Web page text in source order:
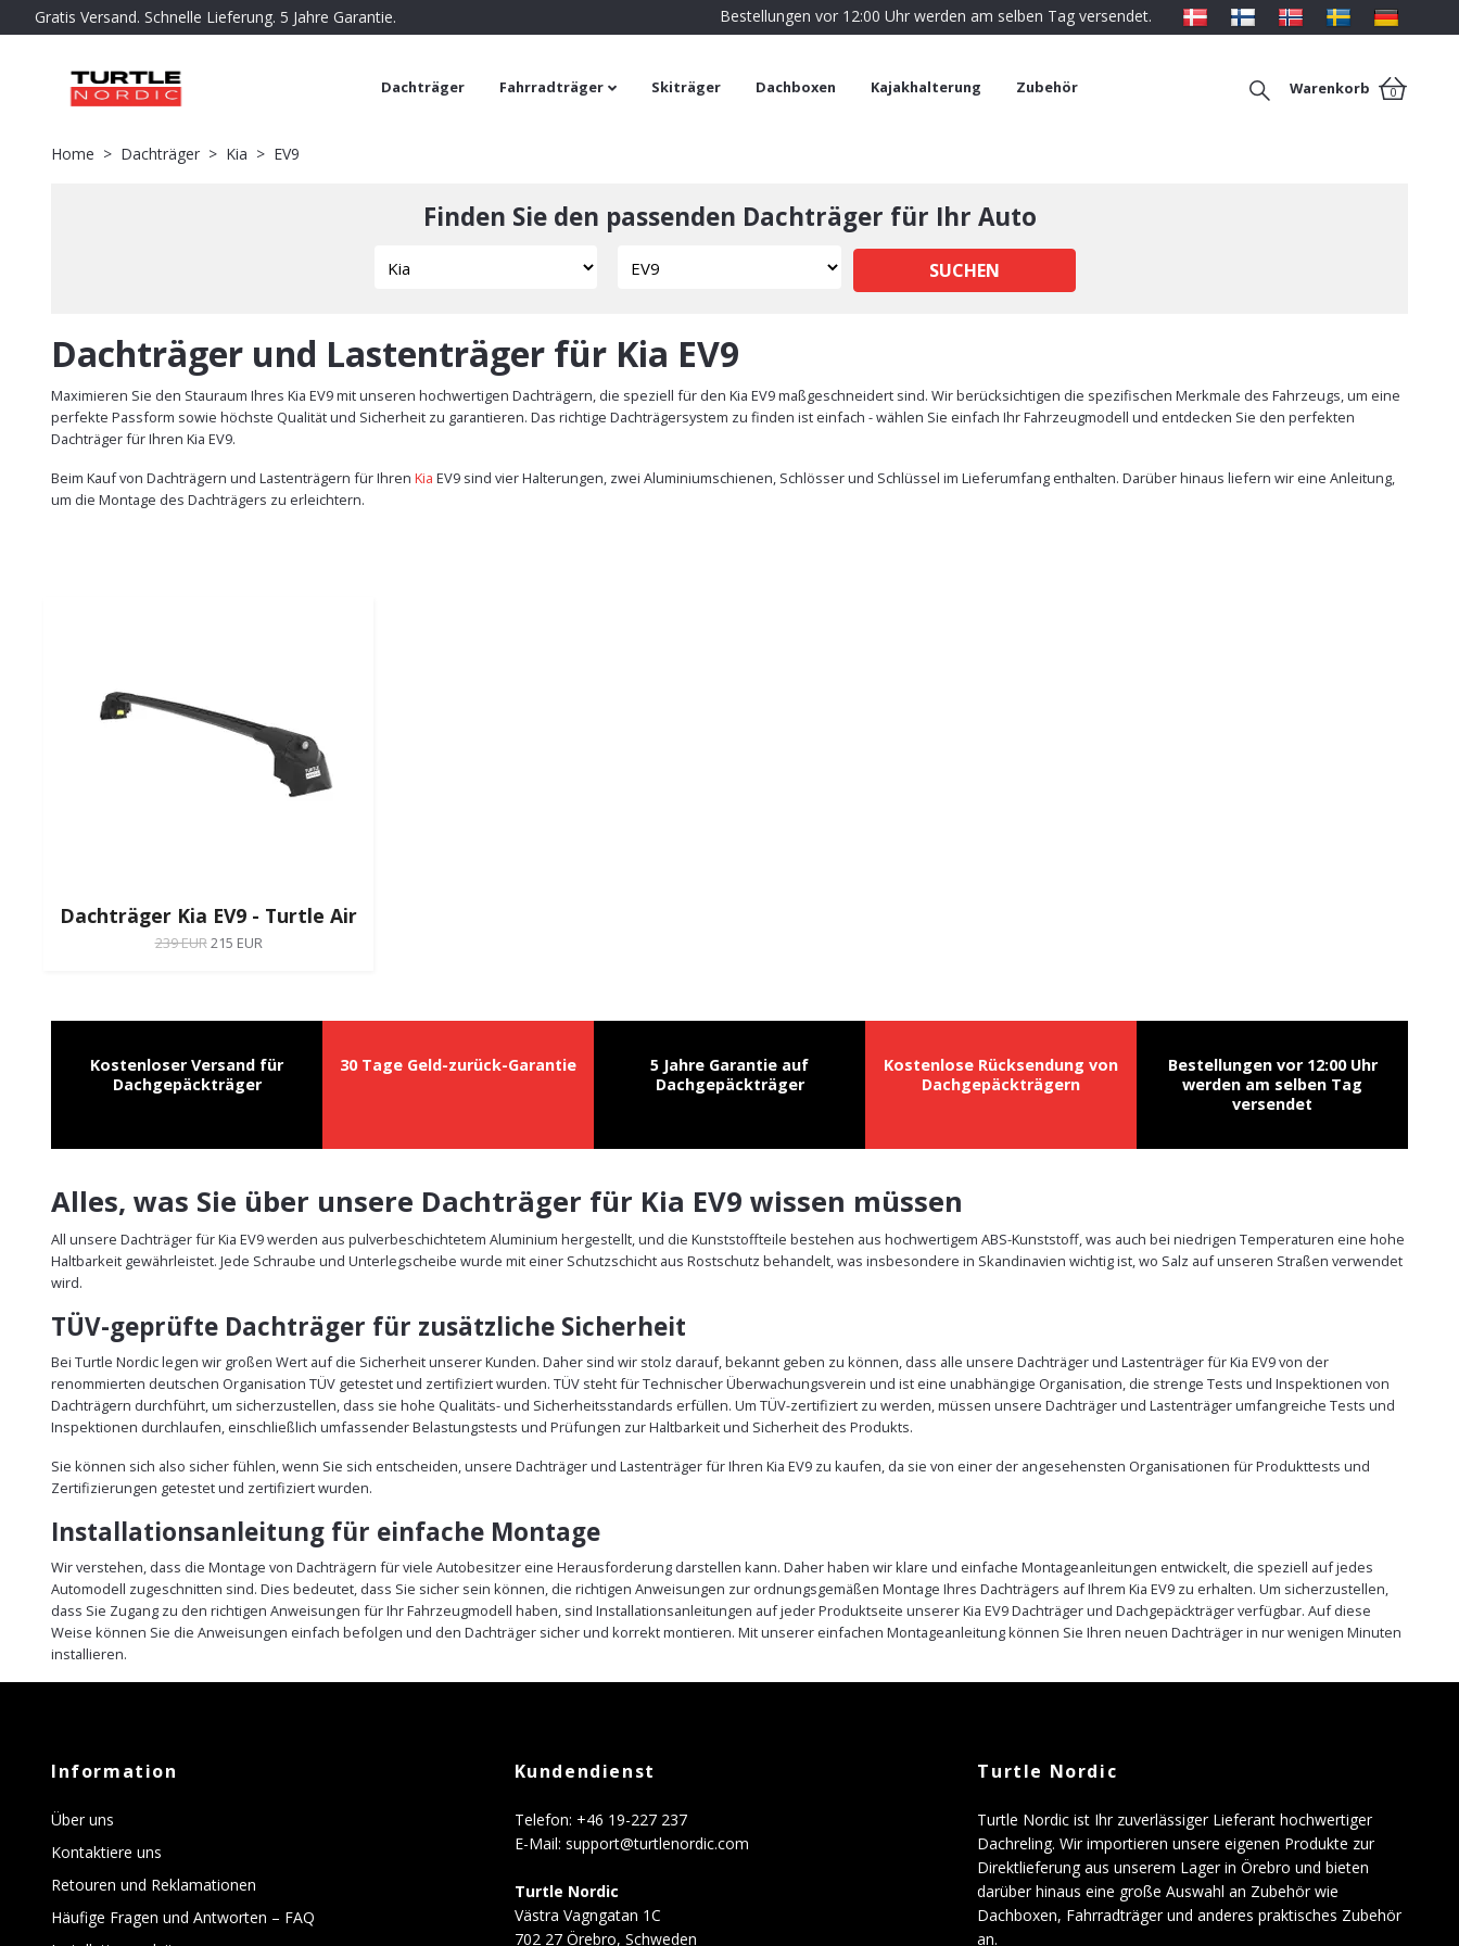
Gratis Versand. Schnelle Lieferung. 5 Jahre Garantie. Bestellungen vor 12:00 Uhr werden am selben Tag versendet.
Dachträger Fahrradträger Skiträger Dachboxen Kajakhalterung Zubehör Warenkorb 0
Home Dachträger Kia EV9
Finden Sie den passenden Dachträger für Ihr Auto
SUCHEN
Dachträger und Lastenträger für Kia EV9
Maximieren Sie den Stauraum Ihres Kia EV9 mit unseren hochwertigen Dachträgern, die speziell für den Kia EV9 maßgeschneidert sind. Wir berücksichtigen die spezifischen Merkmale des Fahrzeugs, um eine
perfekte Passform sowie höchste Qualität und Sicherheit zu garantieren. Das richtige Dachträgersystem zu finden ist einfach - wählen Sie einfach Ihr Fahrzeugmodell und entdecken Sie den perfekten
Dachträger für Ihren Kia EV9.
Beim Kauf von Dachträgern und Lastenträgern für Ihren Kia EV9 sind vier Halterungen, zwei Aluminiumschienen, Schlösser und Schlüssel im Lieferumfang enthalten. Darüber hinaus liefern wir eine Anleitung,
um die Montage des Dachträgers zu erleichtern.
Dachträger Kia EV9 - Turtle Air
239 EUR215 EUR
Kostenloser Versand für
Dachgepäckträger
30 Tage Geld-zurück-Garantie
5 Jahre Garantie auf
Dachgepäckträger
Kostenlose Rücksendung von
Dachgepäckträgern
Bestellungen vor 12:00 Uhr
werden am selben Tag
versendet
Alles, was Sie über unsere Dachträger für Kia EV9 wissen müssen
All unsere Dachträger für Kia EV9 werden aus pulverbeschichtetem Aluminium hergestellt, und die Kunststoffteile bestehen aus hochwertigem ABS-Kunststoff, was auch bei niedrigen Temperaturen eine hohe
Haltbarkeit gewährleistet. Jede Schraube und Unterlegscheibe wurde mit einer Schutzschicht aus Rostschutz behandelt, was insbesondere in Skandinavien wichtig ist, wo Salz auf unseren Straßen verwendet
wird.
TÜV-geprüfte Dachträger für zusätzliche Sicherheit
Bei Turtle Nordic legen wir großen Wert auf die Sicherheit unserer Kunden. Daher sind wir stolz darauf, bekannt geben zu können, dass alle unsere Dachträger und Lastenträger für Kia EV9 von der
renommierten deutschen Organisation TÜV getestet und zertifiziert wurden. TÜV steht für Technischer Überwachungsverein und ist eine unabhängige Organisation, die strenge Tests und Inspektionen von
Dachträgern durchführt, um sicherzustellen, dass sie hohe Qualitäts- und Sicherheitsstandards erfüllen. Um TÜV-zertifiziert zu werden, müssen unsere Dachträger und Lastenträger umfangreiche Tests und
Inspektionen durchlaufen, einschließlich umfassender Belastungstests und Prüfungen zur Haltbarkeit und Sicherheit des Produkts.
Sie können sich also sicher fühlen, wenn Sie sich entscheiden, unsere Dachträger und Lastenträger für Ihren Kia EV9 zu kaufen, da sie von einer der angesehensten Organisationen für Produkttests und
Zertifizierungen getestet und zertifiziert wurden.
Installationsanleitung für einfache Montage
Wir verstehen, dass die Montage von Dachträgern für viele Autobesitzer eine Herausforderung darstellen kann. Daher haben wir klare und einfache Montageanleitungen entwickelt, die speziell auf jedes
Automodell zugeschnitten sind. Dies bedeutet, dass Sie sicher sein können, die richtigen Anweisungen zur ordnungsgemäßen Montage Ihres Dachträgers auf Ihrem Kia EV9 zu erhalten. Um sicherzustellen,
dass Sie Zugang zu den richtigen Anweisungen für Ihr Fahrzeugmodell haben, sind Installationsanleitungen auf jeder Produktseite unserer Kia EV9 Dachträger und Dachgepäckträger verfügbar. Auf diese
Weise können Sie die Anweisungen einfach befolgen und den Dachträger sicher und korrekt montieren. Mit unserer einfachen Montageanleitung können Sie Ihren neuen Dachträger in nur wenigen Minuten
installieren.
Information
Über uns
Kontaktiere uns
Retouren und Reklamationen
Häufige Fragen und Antworten – FAQ
Kundendienst
Telefon: +46 19-227 237
E-Mail: support@turtlenordic.com
Turtle Nordic
Västra Vagngatan 1C
702 27 Örebro, Schweden
Turtle Nordic
Turtle Nordic ist Ihr zuverlässiger Lieferant hochwertiger
Dachreling. Wir importieren unsere eigenen Produkte zur
Direktlieferung aus unserem Lager in Örebro und bieten
darüber hinaus eine große Auswahl an Zubehör wie
Dachboxen, Fahrradträger und anderes praktisches Zubehör
an.